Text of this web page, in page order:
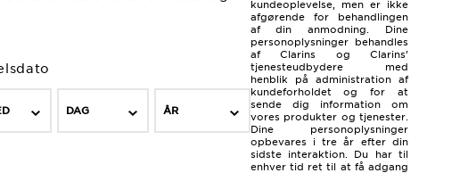
DAG ÅR
kundeoplevelse, men er ikke
afgørende for behandlingen
af ​​din anmodning. Dine
personoplysninger behandles
af Clarins og Clarins’
tjenesteudbydere med
henblik på administration af
kundeforholdet og for at
sende dig information om
vores produkter og tjenester.
Dine personoplysninger
opbevares i tre år efter din
sidste interaktion. Du har til
enhver tid ret til at få adgang